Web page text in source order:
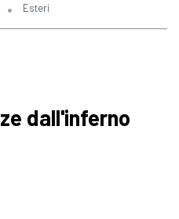
Esteri
dall'inferno